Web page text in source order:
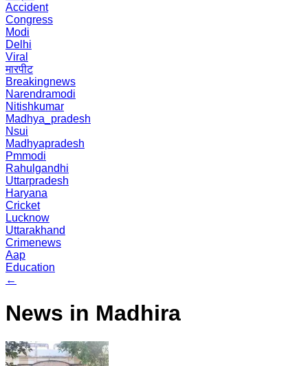
Accident
Congress
Modi
Delhi
Viral
मारपीट
Breakingnews
Narendramodi
Nitishkumar
Madhya_pradesh
Nsui
Madhyapradesh
Pmmodi
Rahulgandhi
Uttarpradesh
Haryana
Cricket
Lucknow
Uttarakhand
Crimenews
Aap
Education
←
News in Madhira